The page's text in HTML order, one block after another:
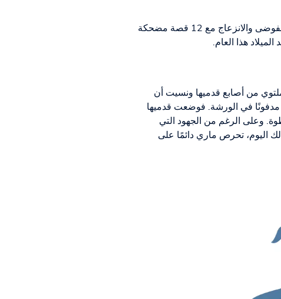
ماذا يحدث إذا كان لديك المقاس الخاطئ؟ اكتشف لماذا يمكن أن يؤدي ارتداء المقاس الخاطئ إلى الفوضى والانزعاج مع 12 قصة مضحكة
هذا العام.
من أصابع قدميها ونسيت أن
مدفونًا في الورشة. فوضعت قدميها
وعلى الرغم من الجهود التي
اليوم، تحرص ماري دائمًا على